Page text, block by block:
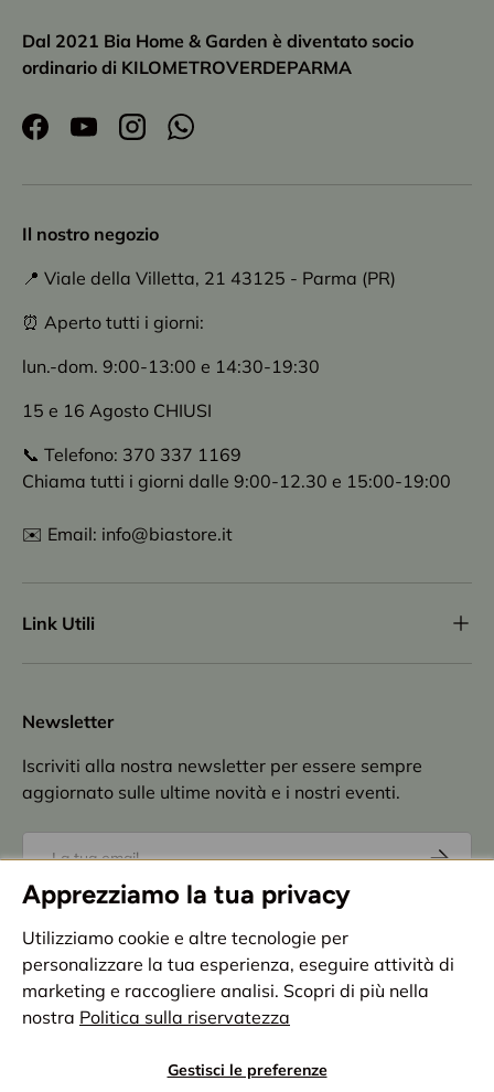
Apprezziamo la tua privacy
Utilizziamo cookie e altre tecnologie per
personalizzare la tua esperienza, eseguire attività di
marketing e raccogliere analisi. Scopri di più nella
nostra Politica sulla riservatezza
Gestisci le preferenze
Dal 2021 Bia Home & Garden è diventato socio
ordinario di KILOMETROVERDEPARMA
FacebookYouTubeInstagramWhatsApp
Il nostro negozio
📍 Viale della Villetta, 21 43125 - Parma (PR)
⏰ Aperto tutti i giorni:
lun.-dom. 9:00-13:00 e 14:30-19:30
15 e 16 Agosto CHIUSI
📞 Telefono: 370 337 1169
Chiama tutti i giorni dalle 9:00-12.30 e 15:00-19:00
✉️ Email: info@biastore.it
Link Utili
Newsletter
Iscriviti alla nostra newsletter per essere sempre
aggiornato sulle ultime novità e i nostri eventi.
Iscriviti
Accettazioneprivacy policy
Metodi di pagamento accettati